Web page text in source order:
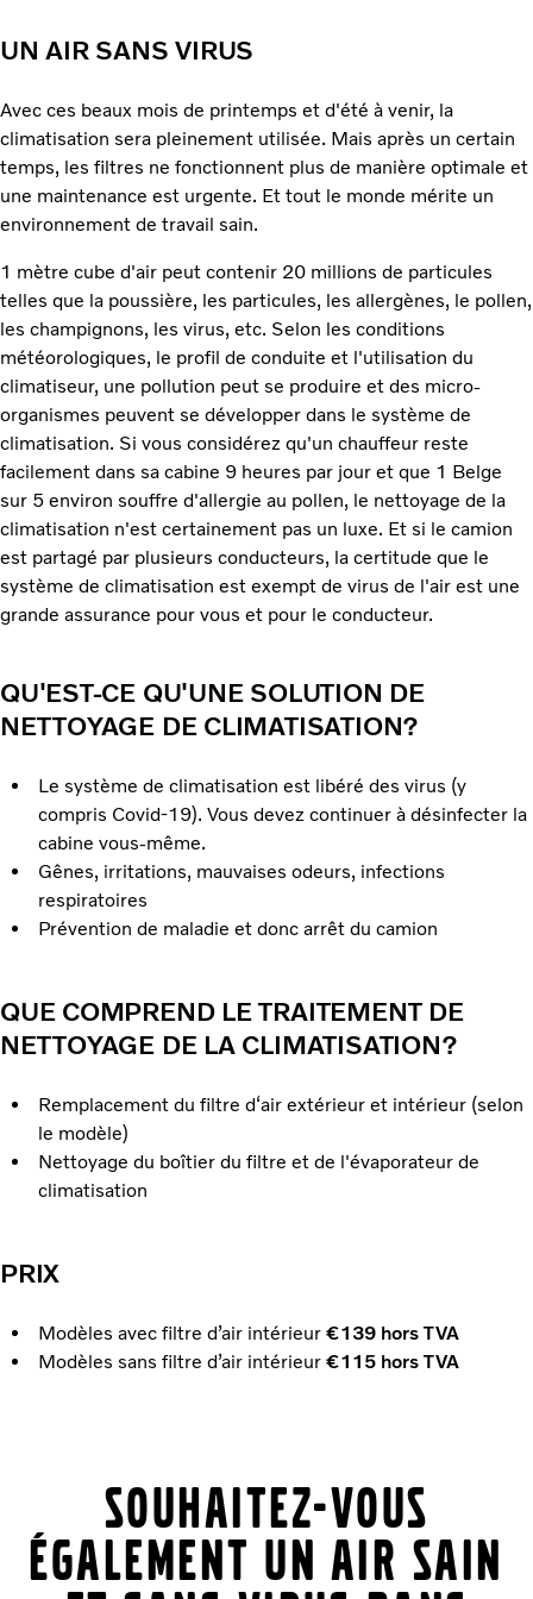
UN AIR SANS VIRUS
Avec ces beaux mois de printemps et d'été à venir, la
climatisation sera pleinement utilisée. Mais après un certain
temps, les filtres ne fonctionnent plus de manière optimale et
une maintenance est urgente. Et tout le monde mérite un
environnement de travail sain.
1 mètre cube d'air peut contenir 20 millions de particules
telles que la poussière, les particules, les allergènes, le pollen,
les champignons, les virus, etc. Selon les conditions
météorologiques, le profil de conduite et l'utilisation du
climatiseur, une pollution peut se produire et des micro-
organismes peuvent se développer dans le système de
climatisation. Si vous considérez qu'un chauffeur reste
facilement dans sa cabine 9 heures par jour et que 1 Belge
sur 5 environ souffre d'allergie au pollen, le nettoyage de la
climatisation n'est certainement pas un luxe. Et si le camion
est partagé par plusieurs conducteurs, la certitude que le
système de climatisation est exempt de virus de l'air est une
grande assurance pour vous et pour le conducteur.
QU'EST-CE QU'UNE SOLUTION DE
NETTOYAGE DE CLIMATISATION?
Le système de climatisation est libéré des virus (y
compris Covid-19). Vous devez continuer à désinfecter la
cabine vous-même.
Gênes, irritations, mauvaises odeurs, infections
respiratoires
Prévention de maladie et donc arrêt du camion
QUE COMPREND LE TRAITEMENT DE
NETTOYAGE DE LA CLIMATISATION?
Remplacement du filtre d‘air extérieur et intérieur (selon
le modèle)
Nettoyage du boîtier du filtre et de l'évaporateur de
climatisation
PRIX
Modèles avec filtre d’air intérieur €139 hors TVA
Modèles sans filtre d’air intérieur €115 hors TVA
Souhaitez-vous
également un air sain